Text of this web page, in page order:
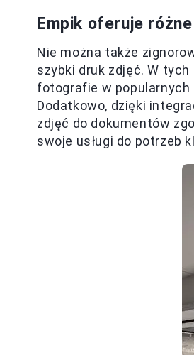
Empik oferuje
Nie można także
szybki druk zdjęć. W
fotografie w popularnych
Dodatkowo, dzięki
zdjęć do dokumentów
swoje usługi do potrzeb